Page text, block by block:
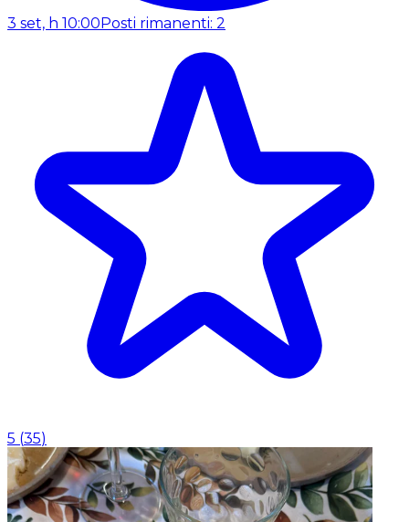
3 set, h 10:00 Posti rimanenti: 2
5 (35)